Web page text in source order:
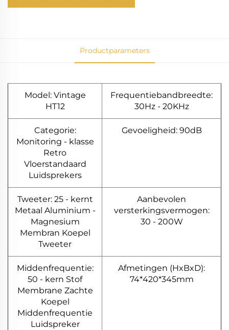
Productparameters
Model: Vintage
HT12
Frequentiebandbreedte:
30Hz - 20KHz
Categorie:
Monitoring - klasse
Retro
Vloerstandaard
Luidsprekers
Gevoeligheid: 90dB
Tweeter: 25 - kernt
Metaal Aluminium -
Magnesium
Membran Koepel
Tweeter
Aanbevolen
versterkingsvermogen:
30 - 200W
Middenfrequentie:
50 - kern Stof
Membrane Zachte
Koepel
Middenfrequentie
Luidspreker
Afmetingen (HxBxD):
74*420*345mm